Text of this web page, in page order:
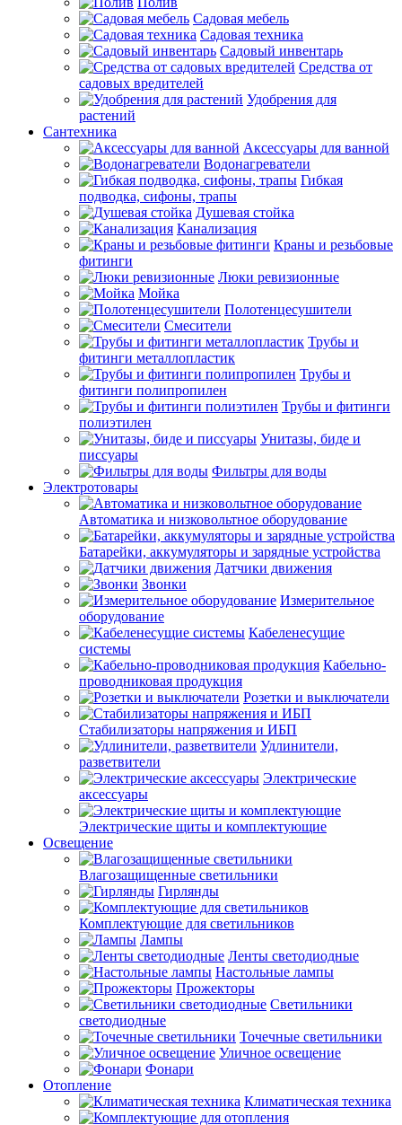
Садовая мебель
Садовая техника
Садовый инвентарь
Средства от
садовых вредителей
Удобрения для
растений
Сантехника
Аксессуары для ванной
Водонагреватели
Гибкая
подводка, сифоны, трапы
Душевая стойка
Канализация
Краны и резьбовые
фитинги
Люки ревизионные
Мойка
Полотенцесушители
Смесители
Трубы и
фитинги металлопластик
Трубы и
фитинги полипропилен
Трубы и фитинги
полиэтилен
Унитазы, биде и
писсуары
Фильтры для воды
Электротовары
Автоматика и низковольтное оборудование
Батарейки, аккумуляторы и зарядные устройства
Датчики движения
Звонки
Измерительное
оборудование
Кабеленесущие
системы
Кабельно-
проводниковая продукция
Розетки и выключатели
Стабилизаторы напряжения и ИБП
Удлинители,
разветвители
Электрические
аксессуары
Электрические щиты и комплектующие
Освещение
Влагозащищенные светильники
Гирлянды
Комплектующие для светильников
Лампы
Ленты светодиодные
Настольные лампы
Прожекторы
Светильники
светодиодные
Точечные светильники
Уличное освещение
Фонари
Отопление
Климатическая техника